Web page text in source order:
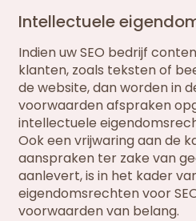
Intellectuele
Indien uw SEO bedrijf
klanten, zoals teksten of
de website, dan worden in
voorwaarden afspraken
intellectuele
Ook een vrijwaring aan de
aanspraken ter zake van
aanlevert, is in het kader
eigendomsrechten voor
voorwaarden van belang.